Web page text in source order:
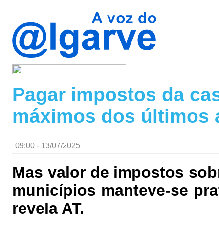
Pagar impostos da
máximos dos últimos
09:00 - 13/07/2025
Mas valor de impostos
municípios manteve-se
revela AT.